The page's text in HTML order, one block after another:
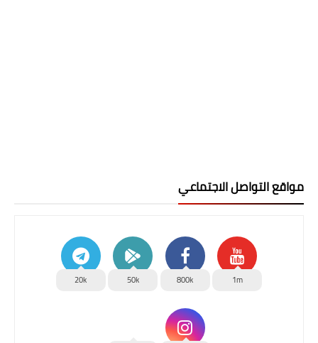
مواقع التواصل الاجتماعي
1m
800k
50k
20k